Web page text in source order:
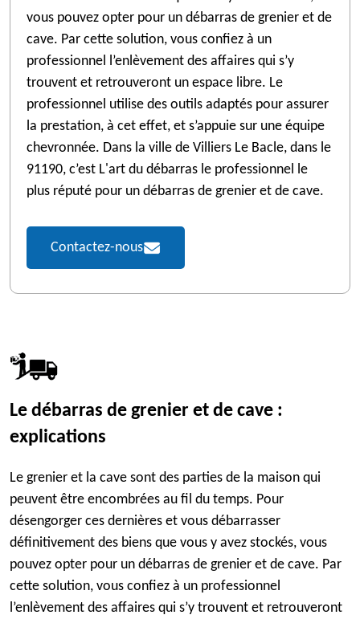
vous pouvez opter pour un débarras de grenier et de
cave. Par cette solution, vous confiez à un
professionnel l’enlèvement des affaires qui s’y
trouvent et retrouveront un espace libre. Le
professionnel utilise des outils adaptés pour assurer
la prestation, à cet effet, et s’appuie sur une équipe
chevronnée. Dans la ville de Villiers Le Bacle, dans le
91190, c’est L'art du débarras le professionnel le
plus réputé pour un débarras de grenier et de cave.
Contactez-nous
Le débarras de grenier et de cave :
explications
Le grenier et la cave sont des parties de la maison qui
peuvent être encombrées au fil du temps. Pour
désengorger ces dernières et vous débarrasser
définitivement des biens que vous y avez stockés, vous
pouvez opter pour un débarras de grenier et de cave. Par
cette solution, vous confiez à un professionnel
l’enlèvement des affaires qui s’y trouvent et retrouveront